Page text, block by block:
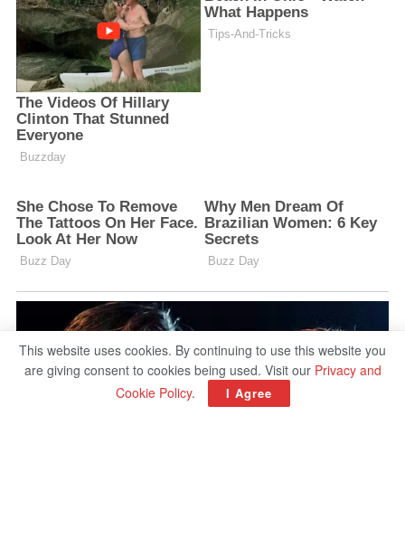
This website uses cookies. By continuing to use this website you
are giving consent to cookies being used. Visit our Privacy and
Cookie Policy. I Agree